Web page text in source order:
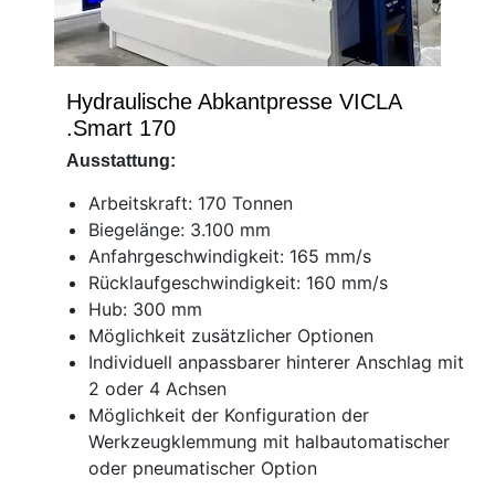
Hydraulische Abkantpresse VICLA
.Smart 170
Ausstattung:
Arbeitskraft: 170 Tonnen
Biegelänge: 3.100 mm
Anfahrgeschwindigkeit: 165 mm/s
Rücklaufgeschwindigkeit: 160 mm/s
Hub: 300 mm
Möglichkeit zusätzlicher Optionen
Individuell anpassbarer hinterer Anschlag mit
2 oder 4 Achsen
Möglichkeit der Konfiguration der
Werkzeugklemmung mit halbautomatischer
oder pneumatischer Option